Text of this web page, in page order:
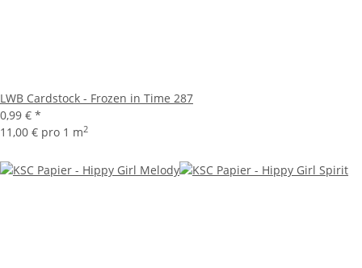
LWB Cardstock - Frozen in Time 287
0,99 € *
11,00 € pro 1 m2